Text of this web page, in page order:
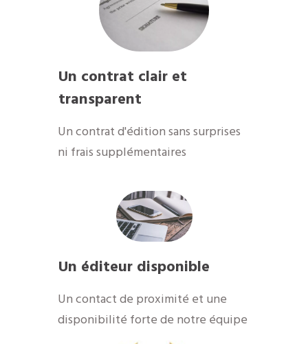
Un contrat clair et
transparent
Un contrat d'édition sans surprises
ni frais supplémentaires
Un éditeur disponible
​Un contact de proximité et une
disponibilité forte de notre équipe